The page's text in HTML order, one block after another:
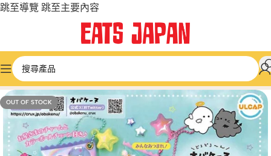
跳至導覽 跳至主要內容
首頁 微型和膠囊玩具
OUT OF STOCK